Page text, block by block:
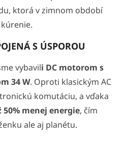
ktorá v zimnom období
S ÚSPOROU
vybavili DC motorom s
34 W. Oproti klasickým AC
komutáciu, a vďaka
50% menej energie, čím
ale aj planétu.